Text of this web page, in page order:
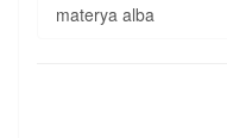
materya alba